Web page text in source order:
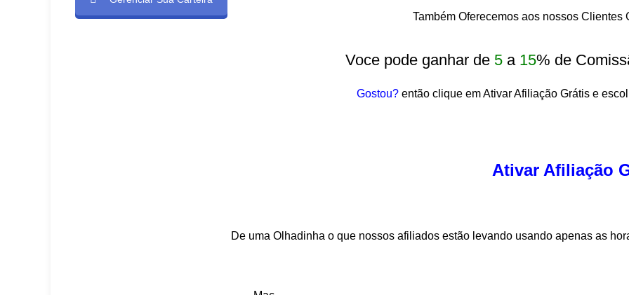
Também Oferecemos aos nossos Clientes
Voce pode ganhar de 5a 15% de
Gostou?então clique em Ativar Afiliação Grátis e
Ativar Afiliação
De uma Olhadinha o que nossos afiliados estão levando usando apenas as